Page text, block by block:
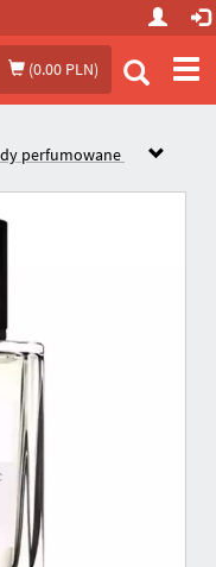
(0.00 PLN)
perfumowane